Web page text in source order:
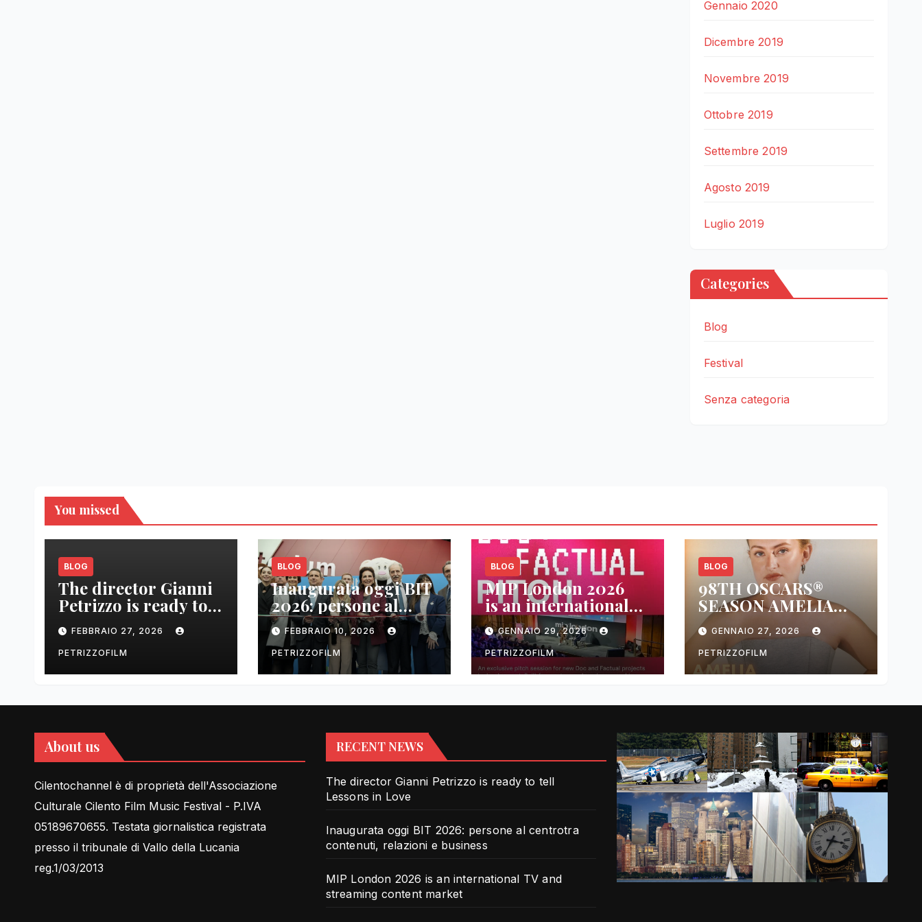
Gennaio 2020
Dicembre 2019
Novembre 2019
Ottobre 2019
Settembre 2019
Agosto 2019
Luglio 2019
Categories
Blog
Festival
Senza categoria
You missed
BLOG
The director Gianni
Petrizzo is ready to
tell Lessons in Love
FEBBRAIO 27, 2026
PETRIZZOFILM
BLOG
Inaugurata oggi BIT
2026: persone al
centrotra contenuti,
relazioni e business
FEBBRAIO 10, 2026
PETRIZZOFILM
BLOG
MIP London 2026
is an international
TV and streaming
content market
GENNAIO 29, 2026
PETRIZZOFILM
BLOG
98TH OSCARS®
SEASON AMELIA
DIMOLDENBERG
RETURNS FOR
THIRD YEAR
GENNAIO 27, 2026
PETRIZZOFILM
About us
Cilentochannel è di proprietà dell'Associazione
Culturale Cilento Film Music Festival - P.IVA
05189670655. Testata giornalistica registrata
presso il tribunale di Vallo della Lucania
reg.1/03/2013
RECENT NEWS
The director Gianni Petrizzo is ready to tell
Lessons in Love
Inaugurata oggi BIT 2026: persone al centrotra
contenuti, relazioni e business
MIP London 2026 is an international TV and
streaming content market